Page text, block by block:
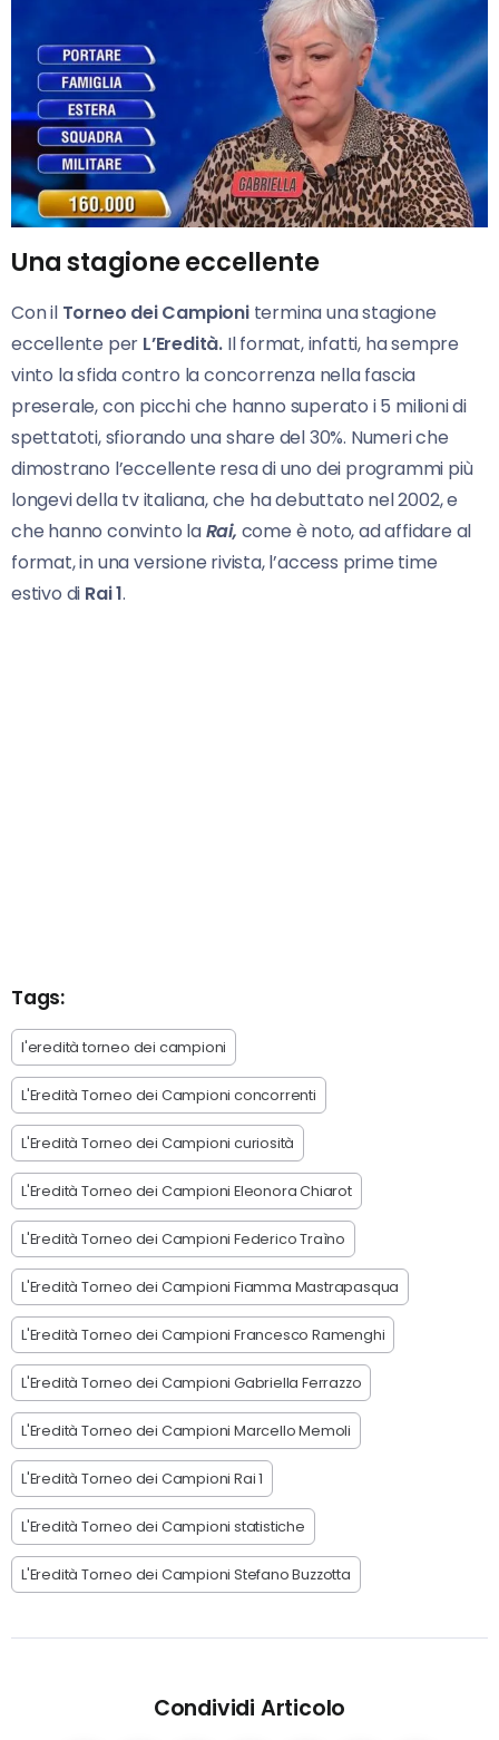
Una stagione eccellente
Con il Torneo dei Campionitermina una stagione
eccellente per L’Eredità. Il format, infatti, ha sempre
vinto la sfida contro la concorrenza nella fascia
preserale, con picchi che hanno superato i 5 milioni di
spettatoti, sfiorando una share del 30%. Numeri che
dimostrano l’eccellente resa di uno dei programmi più
longevi della tv italiana, che ha debuttato nel 2002, e
che hanno convinto laRai, come è noto, ad affidare al
format, in una versione rivista, l’access prime time
estivo di Rai 1.
Tags:
l'eredità torneo dei campioni
L'Eredità Torneo dei Campioni concorrenti
L'Eredità Torneo dei Campioni curiosità
L'Eredità Torneo dei Campioni Eleonora Chiarot
L'Eredità Torneo dei Campioni Federico Traìno
L'Eredità Torneo dei Campioni Fiamma Mastrapasqua
L'Eredità Torneo dei Campioni Francesco Ramenghi
L'Eredità Torneo dei Campioni Gabriella Ferrazzo
L'Eredità Torneo dei Campioni Marcello Memoli
L'Eredità Torneo dei Campioni Rai 1
L'Eredità Torneo dei Campioni statistiche
L'Eredità Torneo dei Campioni Stefano Buzzotta
Condividi Articolo